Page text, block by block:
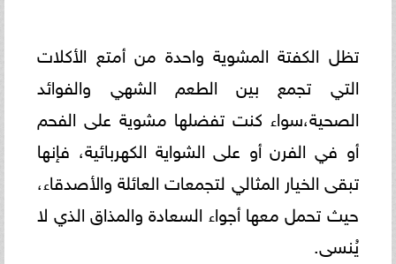
تظل الكفتة المشوية واحدة من أمتع الأكلات
التي تجمع بين الطعم الشهي والفوائد
الصحية،سواء كنت تفضلها مشوية على الفحم
أو في الفرن أو على الشواية الكهربائية، فإنها
تبقى الخيار المثالي لتجمعات العائلة والأصدقاء،
حيث تحمل معها أجواء السعادة والمذاق الذي لا
يُنسى.